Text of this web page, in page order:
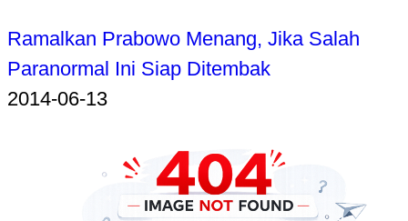
Ramalkan Prabowo Menang, Jika Salah
Paranormal Ini Siap Ditembak
2014-06-13